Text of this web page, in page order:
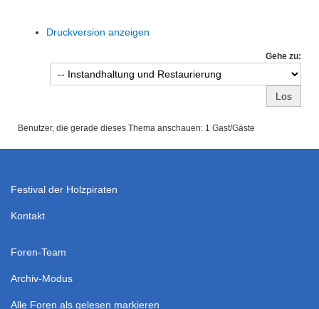
Druckversion anzeigen
Gehe zu:
Benutzer, die gerade dieses Thema anschauen: 1 Gast/Gäste
Festival der Holzpiraten
Kontakt
Foren-Team
Archiv-Modus
Alle Foren als gelesen markieren